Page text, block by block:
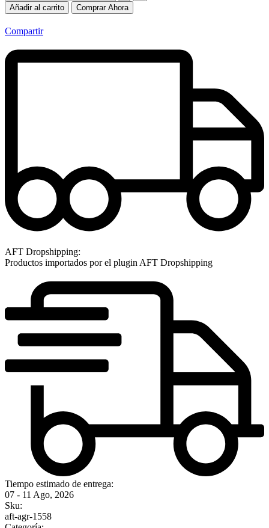
Añadir al carrito
Comprar Ahora
Compartir
AFT Dropshipping:
Productos importados por el plugin AFT Dropshipping
Tiempo estimado de entrega:
07 - 11 Ago, 2026
Sku:
aft-agr-1558